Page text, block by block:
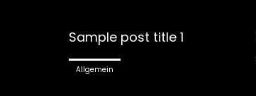
Sample post title 1
Allgemein